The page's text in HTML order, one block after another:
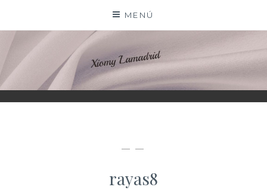
contenido
MENÚ
XIOMY LAMADRID
— —
rayas8